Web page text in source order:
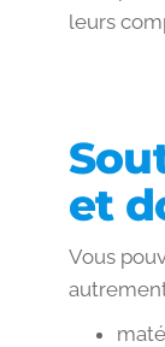
leurs
et
Vous